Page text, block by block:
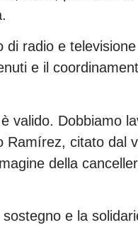
di radio e
e il
valido. Dobbiamo
Ramírez, citato dal
della
e la